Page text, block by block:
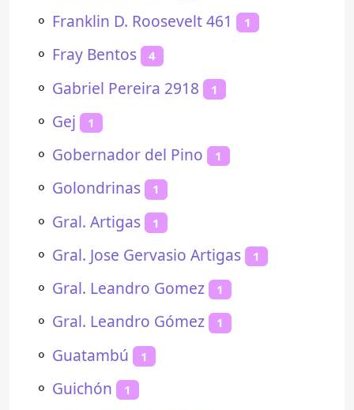
⚬ Franklin D. Roosevelt 461 1
⚬ Fray Bentos 4
⚬ Gabriel Pereira 2918 1
⚬ Gej 1
⚬ Gobernador del Pino 1
⚬ Golondrinas 1
⚬ Gral. Artigas 1
⚬ Gral. Jose Gervasio Artigas 1
⚬ Gral. Leandro Gomez 1
⚬ Gral. Leandro Gómez 1
⚬ Guatambú 1
⚬ Guichón 1